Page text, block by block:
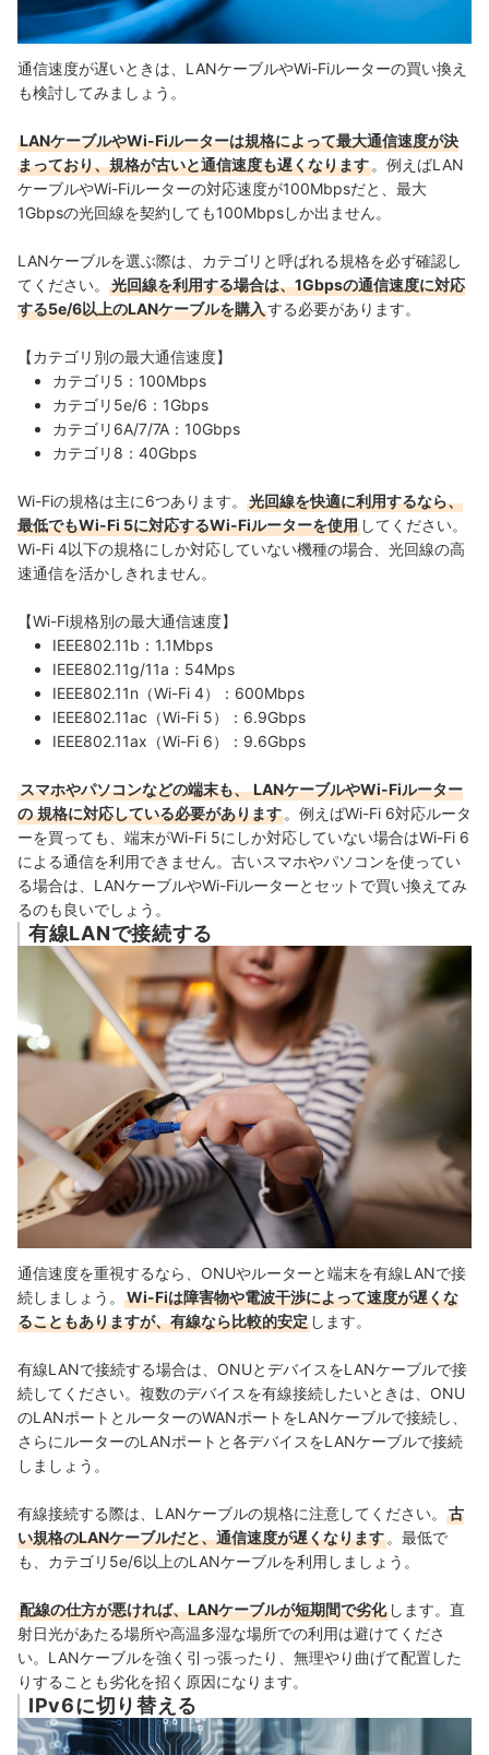
通信速度が遅いときは、LANケーブルやWi-Fiルーターの買い換え
も検討してみましょう。
LANケーブルやWi-Fiルーターは規格によって最大通信速度が決
まっており、規格が古いと通信速度も遅くなります 。例えばLAN
ケーブルやWi-Fiルーターの対応速度が100Mbpsだと、最大
1Gbpsの光回線を契約しても100Mbpsしか出ません。
LANケーブルを選ぶ際は、カテゴリと呼ばれる規格を必ず確認し
てください。
光回線を利用する場合は、1Gbpsの通信速度に対応
する5e/6以上のLANケーブルを購入する必要があります。
【カテゴリ別の最大通信速度】
カテゴリ5：100Mbps
カテゴリ5e/6：1Gbps
カテゴリ6A/7/7A：10Gbps
カテゴリ8：40Gbps
Wi-Fiの規格は主に6つあります。
光回線を快適に利用するなら、
最低でもWi-Fi 5に対応するWi-Fiルーターを使用 してください。
Wi-Fi 4以下の規格にしか対応していない機種の場合、光回線の高
速通信を活かしきれません。
【Wi-Fi規格別の最大通信速度】
IEEE802.11b：1.1Mbps
IEEE802.11g/11a：54Mps
IEEE802.11n（Wi-Fi 4）：600Mbps
IEEE802.11ac（Wi-Fi 5）：6.9Gbps
IEEE802.11ax（Wi-Fi 6）：9.6Gbps
スマホやパソコンなどの端末も、 LANケーブルやWi-Fiルーター
の 規格に対応している必要があります 。例えばWi-Fi 6対応ルータ
ーを買っても、端末がWi-Fi 5にしか対応していない場合はWi-Fi 6
による通信を利用できません。 古いスマホやパソコンを使ってい
る場合は、LANケーブルやWi-Fiルーターとセットで買い換えてみ
るのも良いでしょう。
有線LANで接続する
通信速度を重視するなら、ONUやルーターと端末を有線LANで接
続しましょう。
Wi-Fiは障害物や電波干渉によって速度が遅くな
ることもありますが、有線なら比較的安定 します。
有線LANで接続する場合は、ONUとデバイスをLANケーブルで接
続してください。複数のデバイスを有線接続したいときは、ONU
のLANポートとルーターのWANポートをLANケーブルで接続し、
さらにルーターのLANポートと各デバイスをLANケーブルで接続
しましょう。
有線接続する際は、LANケーブルの規格に注意してください。
古
い規格のLANケーブルだと、通信速度が遅くなります 。最低で
も、カテゴリ5e/6以上のLANケーブルを利用しましょう。
配線の仕方が悪ければ、LANケーブルが短期間で劣化 します。直
射日光があたる場所や高温多湿な場所での利用は避けてくださ
い。LANケーブルを強く引っ張ったり、無理やり曲げて配置した
りすることも劣化を招く原因になります。
IPv6に切り替える